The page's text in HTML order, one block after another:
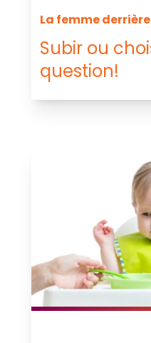
La femme
Subir ou
question!